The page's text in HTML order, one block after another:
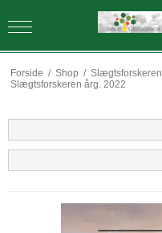
Forside / Shop / Slægtsforskeren
Slægtsforskeren årg. 2022